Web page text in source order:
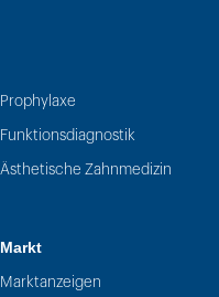
Prophylaxe
Funktionsdiagnostik
Ästhetische Zahnmedizin
Markt
Marktanzeigen